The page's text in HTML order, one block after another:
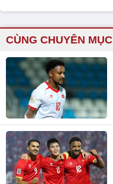
CÙNG CHUYÊN MỤC